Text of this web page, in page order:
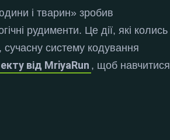
і тварин» зробив
рудименти. Це дії, які колись
систему кодування
від MriyaRun , щоб навчитися